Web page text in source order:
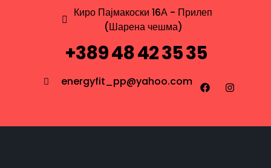
Киро Пајмакоски 16А - Прилеп
(Шарена чешма)
+389 48 42 35 35
energyfit_pp@yahoo.com